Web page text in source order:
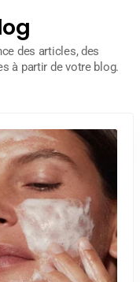
des articles, des
à partir de votre blog.